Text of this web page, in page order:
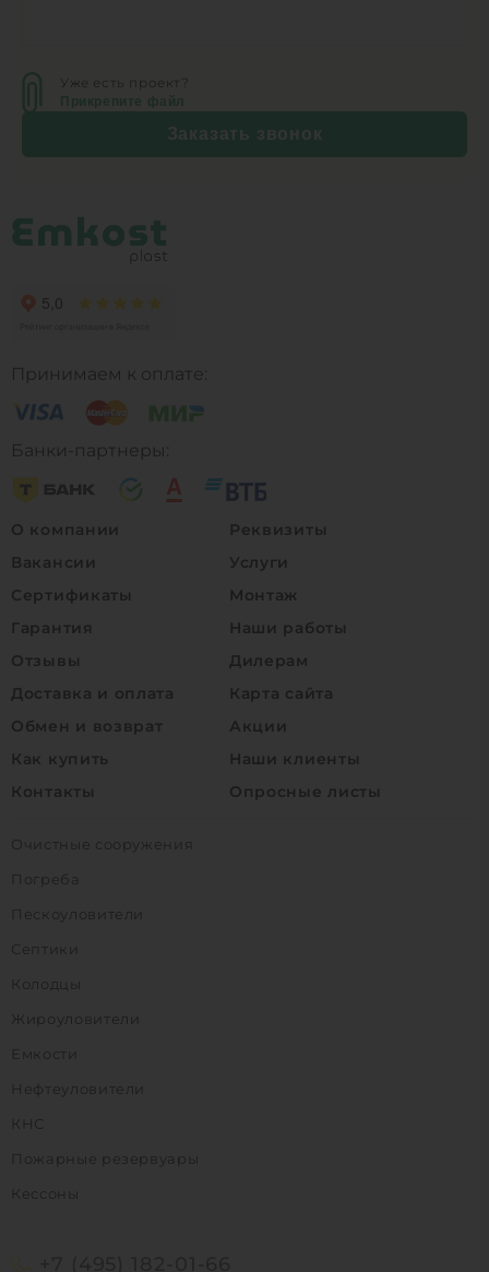
Уже есть проект?
Прикрепите файл
Заказать звонок
Принимаем к оплате:
Банки-партнеры:
О компании
Вакансии
Сертификаты
Гарантия
Отзывы
Доставка и оплата
Обмен и возврат
Как купить
Контакты
Реквизиты
Услуги
Монтаж
Наши работы
Дилерам
Карта сайта
Акции
Наши клиенты
Опросные листы
Очистные сооружения
Погреба
Пескоуловители
Септики
Колодцы
Жироуловители
Емкости
Нефтеуловители
КНС
Пожарные резервуары
Кессоны